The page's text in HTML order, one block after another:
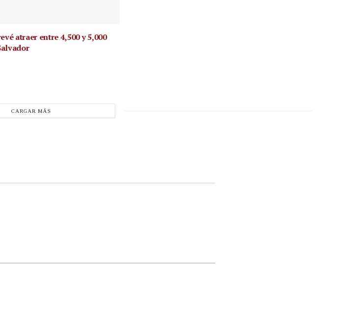
atraer entre 4,500 y 5,000
CARGAR MÁS